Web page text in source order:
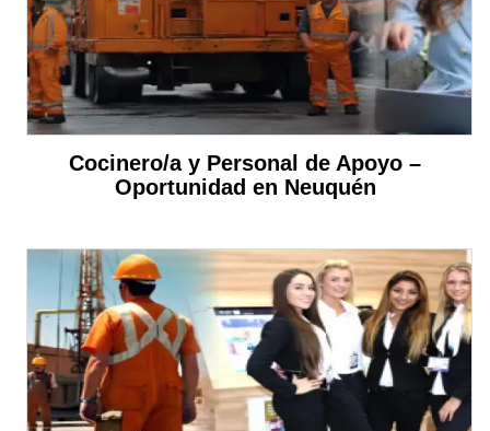
Cocinero/a y Personal de Apoyo –
Oportunidad en Neuquén